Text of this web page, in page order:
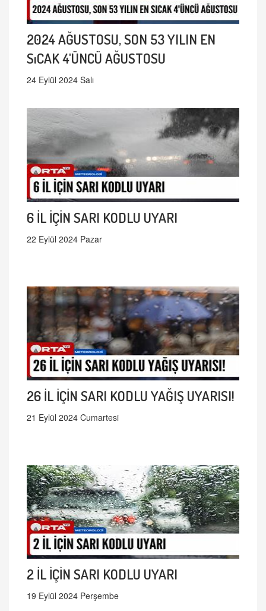
2024 AĞUSTOSU, SON 53 YILIN EN
SıCAK 4'ÜNCÜ AĞUSTOSU
24 Eylül 2024 Salı
6 İL İÇİN SARI KODLU UYARI
22 Eylül 2024 Pazar
26 İL İÇİN SARI KODLU YAĞIŞ UYARISI!
21 Eylül 2024 Cumartesi
2 İL İÇİN SARI KODLU UYARI
19 Eylül 2024 Perşembe